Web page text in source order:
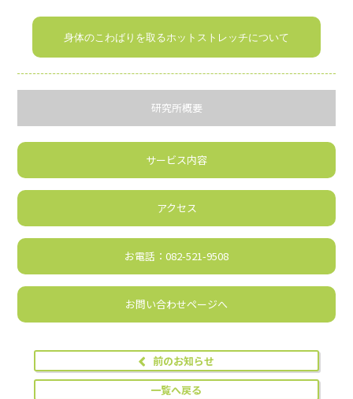
身体のこわばりを取るホットストレッチについて
研究所概要
サービス内容
アクセス
お電話：082-521-9508
お問い合わせページへ
前のお知らせ
一覧へ戻る